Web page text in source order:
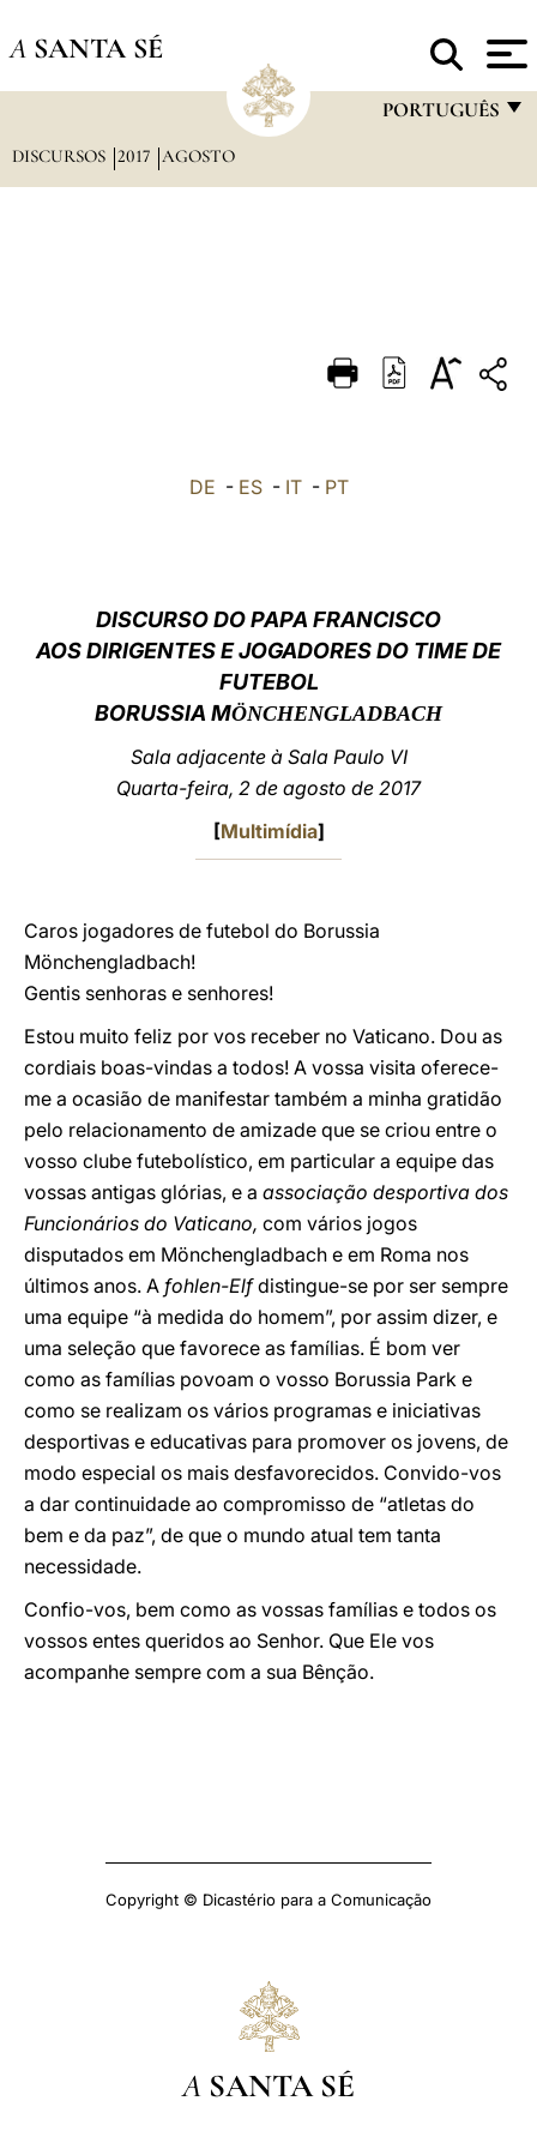
A SANTA SÉ
PORTUGUÊS
DEUTSCH
DISCURSOS 2017 AGOSTO
DE - ES- IT- PT
DISCURSO DO PAPA FRANCISCO
AOS DIRIGENTES E JOGADORES DO TIME DE
FUTEBOL
BORUSSIA MÖNCHENGLADBACH
Sala adjacente à Sala Paulo VI
Quarta-feira, 2 de agosto de 2017
[Multimídia]
Caros jogadores de futebol do Borussia
Mönchengladbach!
Gentis senhoras e senhores!
Estou muito feliz por vos receber no Vaticano. Dou as
cordiais boas-vindas a todos! A vossa visita oferece-
me a ocasião de manifestar também a minha gratidão
pelo relacionamento de amizade que se criou entre o
vosso clube futebolístico, em particular a equipe das
vossas antigas glórias, e a associação desportiva dos
Funcionários do Vaticano, com vários jogos
disputados em Mönchengladbach e em Roma nos
últimos anos. A fohlen-Elfdistingue-se por ser sempre
uma equipe “à medida do homem”, por assim dizer, e
uma seleção que favorece as famílias. É bom ver
como as famílias povoam o vosso Borussia Park e
como se realizam os vários programas e iniciativas
desportivas e educativas para promover os jovens, de
modo especial os mais desfavorecidos. Convido-vos
a dar continuidade ao compromisso de “atletas do
bem e da paz”, de que o mundo atual tem tanta
necessidade.
Confio-vos, bem como as vossas famílias e todos os
vossos entes queridos ao Senhor. Que Ele vos
acompanhe sempre com a sua Bênção.
Copyright © Dicastério para a Comunicação
A SANTA SÉ